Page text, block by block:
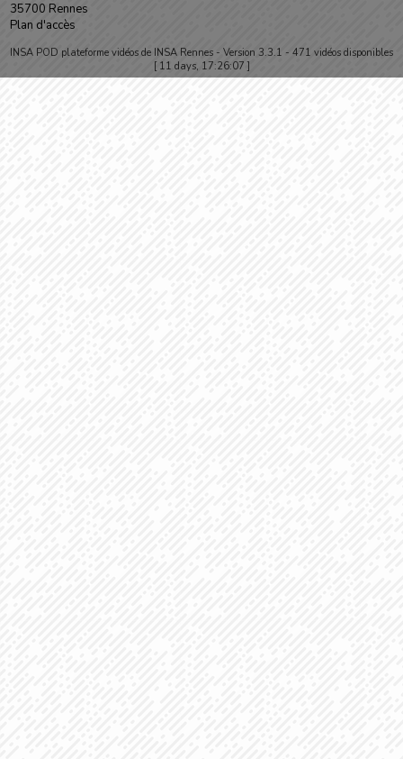
35700 Rennes
Plan d'accès
INSA POD plateforme vidéos de INSA Rennes - Version 3.3.1 - 471 vidéos disponibles
[ 11 days, 17:26:07 ]